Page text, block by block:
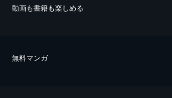
動画も書籍も楽しめる
無料マンガ